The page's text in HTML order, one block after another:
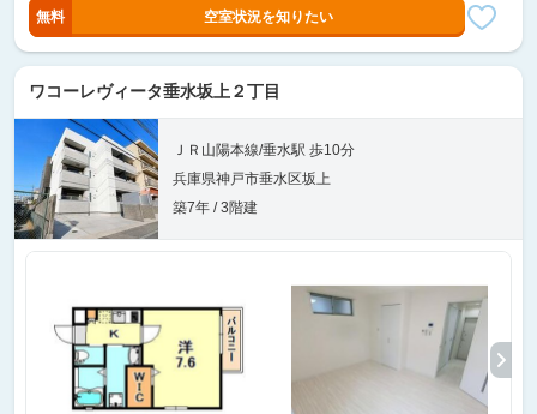
無料 空室状況を知りたい
ワコーレヴィータ垂水坂上２丁目
ＪＲ山陽本線/垂水駅 歩10分
兵庫県神戸市垂水区坂上
築7年 / 3階建